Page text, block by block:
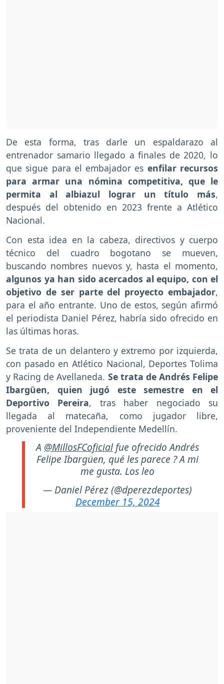
De esta forma, tras darle un espaldarazo al
entrenador samario llegado a finales de 2020, lo
que sigue para el embajador es enfilar recursos
para armar una nómina competitiva, que le
permita al albiazul lograr un título más,
después del obtenido en 2023 frente a Atlético
Nacional.
Con esta idea en la cabeza, directivos y cuerpo
técnico del cuadro bogotano se mueven,
buscando nombres nuevos y, hasta el momento,
algunos ya han sido acercados al equipo, con el
objetivo de ser parte del proyecto embajador,
para el año entrante. Uno de estos, según afirmó
el periodista Daniel Pérez, habría sido ofrecido en
las últimas horas.
Se trata de un delantero y extremo por izquierda,
con pasado en Atlético Nacional, Deportes Tolima
y Racing de Avellaneda. Se trata de Andrés Felipe
Ibargüen, quien jugó este semestre en el
Deportivo Pereira, tras haber negociado su
llegada al matecaña, como jugador libre,
proveniente del Independiente Medellín.
A @MillosFCoficialfue ofrecido Andrés
Felipe Ibargüen, qué les parece ? A mi
me gusta. Los leo
— Daniel Pérez (@dperezdeportes)
December 15, 2024